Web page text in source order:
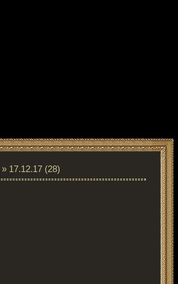
» 17.12.17 (28)